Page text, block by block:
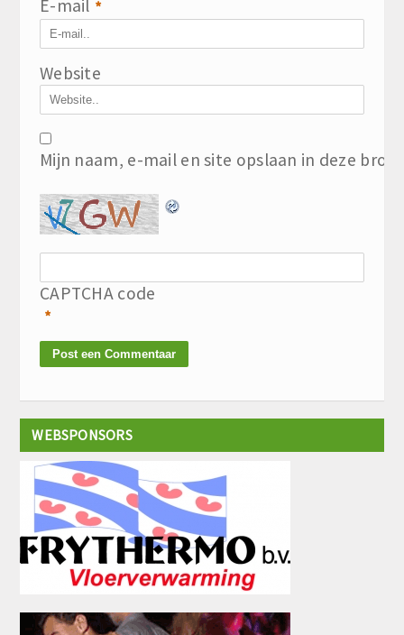
E-mail *
Website
Mijn naam, e-mail en site opslaan in deze
CAPTCHA code
*
WEBSPONSORS